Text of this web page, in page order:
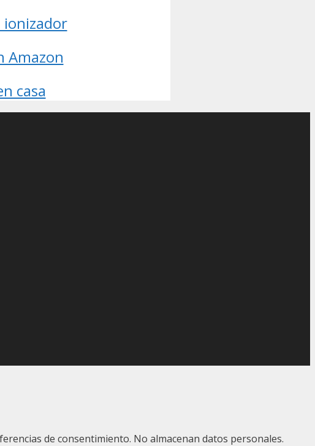
ionizador
Amazon
casa
de consentimiento. No almacenan datos personales.